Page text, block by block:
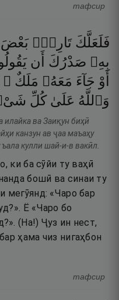
тафсир
فَلَعَلَّكَ تَارِكٌۢ بَعْضَ
بِهِۦ صَدْرُكَ أَن
أَوْ جَآءَ مَعَهُۥ مَلَكٌ ۚ
وَٱللَّهُ عَلَىٰ كُلِّ
илайка ва Заиқун биҳӣ
канзун ав ҷаа маъаҳу
кулли шай-и-в вакӣл.
ки ба сӯйи ту ваҳӣ
бошӣ ва синаи ту
мегӯянд: «Чаро бар
Ё «Чаро бо
(На!) Ҷуз ин нест,
ҳама чиз нигаҳбон
тафсир